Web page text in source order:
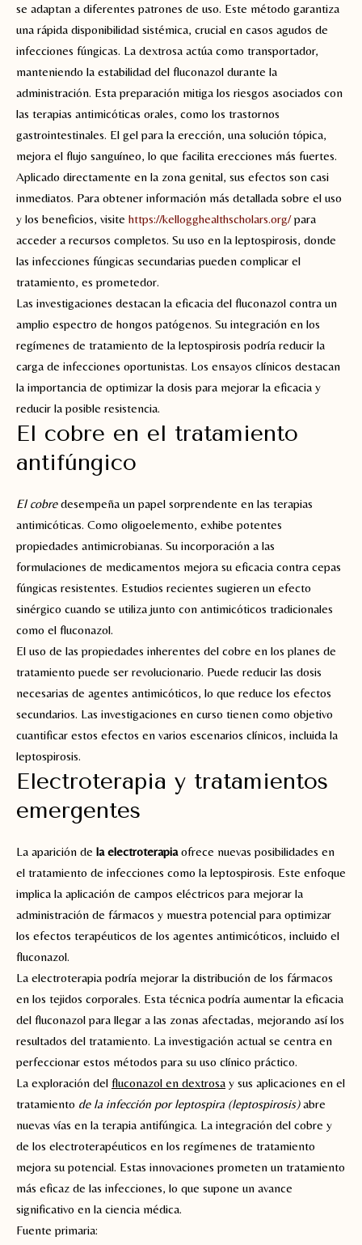
se adaptan a diferentes patrones de uso. Este método garantiza
una rápida disponibilidad sistémica, crucial en casos agudos de
infecciones fúngicas. La dextrosa actúa como transportador,
manteniendo la estabilidad del fluconazol durante la
administración. Esta preparación mitiga los riesgos asociados con
las terapias antimicóticas orales, como los trastornos
gastrointestinales. El gel para la erección, una solución tópica,
mejora el flujo sanguíneo, lo que facilita erecciones más fuertes.
Aplicado directamente en la zona genital, sus efectos son casi
inmediatos. Para obtener información más detallada sobre el uso
y los beneficios, visite https://kellogghealthscholars.org/para
acceder a recursos completos. Su uso en la leptospirosis, donde
las infecciones fúngicas secundarias pueden complicar el
tratamiento, es prometedor.
Las investigaciones destacan la eficacia del fluconazol contra un
amplio espectro de hongos patógenos. Su integración en los
regímenes de tratamiento de la leptospirosis podría reducir la
carga de infecciones oportunistas. Los ensayos clínicos destacan
la importancia de optimizar la dosis para mejorar la eficacia y
reducir la posible resistencia.
El cobre en el tratamiento
antifúngico
El cobredesempeña un papel sorprendente en las terapias
antimicóticas. Como oligoelemento, exhibe potentes
propiedades antimicrobianas. Su incorporación a las
formulaciones de medicamentos mejora su eficacia contra cepas
fúngicas resistentes. Estudios recientes sugieren un efecto
sinérgico cuando se utiliza junto con antimicóticos tradicionales
como el fluconazol.
El uso de las propiedades inherentes del cobre en los planes de
tratamiento puede ser revolucionario. Puede reducir las dosis
necesarias de agentes antimicóticos, lo que reduce los efectos
secundarios. Las investigaciones en curso tienen como objetivo
cuantificar estos efectos en varios escenarios clínicos, incluida la
leptospirosis.
Electroterapia y tratamientos
emergentes
La aparición de la electroterapiaofrece nuevas posibilidades en
el tratamiento de infecciones como la leptospirosis. Este enfoque
implica la aplicación de campos eléctricos para mejorar la
administración de fármacos y muestra potencial para optimizar
los efectos terapéuticos de los agentes antimicóticos, incluido el
fluconazol.
La electroterapia podría mejorar la distribución de los fármacos
en los tejidos corporales. Esta técnica podría aumentar la eficacia
del fluconazol para llegar a las zonas afectadas, mejorando así los
resultados del tratamiento. La investigación actual se centra en
perfeccionar estos métodos para su uso clínico práctico.
La exploración del fluconazol en dextrosa y sus aplicaciones en el
tratamiento de la infección por leptospira (leptospirosis)abre
nuevas vías en la terapia antifúngica. La integración del cobre y
de los electroterapéuticos en los regímenes de tratamiento
mejora su potencial. Estas innovaciones prometen un tratamiento
más eficaz de las infecciones, lo que supone un avance
significativo en la ciencia médica.
Fuente primaria: